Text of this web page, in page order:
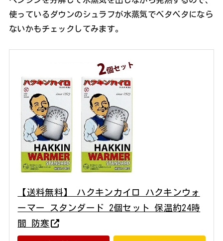
使っているダウンのシュラフが水蒸気でベタベタになら
ないかもチェックしてみます。
【送料無料】 ハクキンカイロ ハクキンウォ
ーマー スタンダード 2個セット 保温約24時
間 防寒